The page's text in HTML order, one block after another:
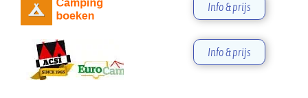
Info & prijs
Info & prijs